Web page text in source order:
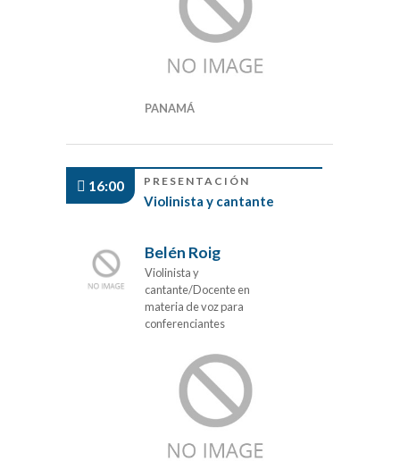
PANAMÁ
16:00 PRESENTACIÓN
Violinista y cantante
Belén Roig
Violinista y
cantante/Docente en
materia de voz para
conferenciantes